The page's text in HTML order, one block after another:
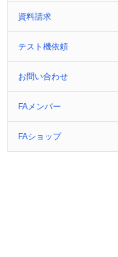
資料請求
テスト機依頼
お問い合わせ
FAメンバー
FAショップ